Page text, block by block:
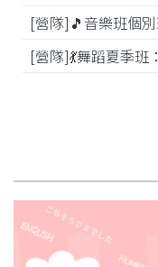
[營隊]💃舞蹈夏季